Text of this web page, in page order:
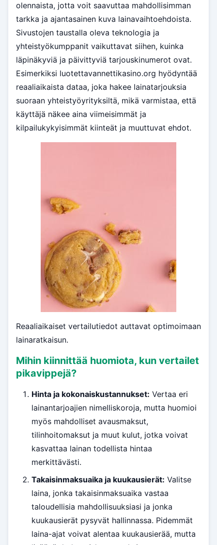
olennaista, jotta voit saavuttaa mahdollisimman
tarkka ja ajantasainen kuva lainavaihtoehdoista.
Sivustojen taustalla oleva teknologia ja
yhteistyökumppanit vaikuttavat siihen, kuinka
läpinäkyviä ja päivittyviä tarjouskinumerot ovat.
Esimerkiksi luotettavannettikasino.org hyödyntää
reaaliaikaista dataa, joka hakee lainatarjouksia
suoraan yhteistyöyrityksiltä, mikä varmistaa, että
käyttäjä näkee aina viimeisimmät ja
kilpailukykyisimmät kiinteät ja muuttuvat ehdot.
Reaaliaikaiset vertailutiedot auttavat optimoimaan
lainaratkaisun.
Mihin kiinnittää huomiota, kun vertailet
pikavippejä?
Hinta ja kokonaiskustannukset: Vertaa eri
lainantarjoajien nimelliskoroja, mutta huomioi
myös mahdolliset avausmaksut,
tilinhoitomaksut ja muut kulut, jotka voivat
kasvattaa lainan todellista hintaa
merkittävästi.
Takaisinmaksuaika ja kuukausierät: Valitse
laina, jonka takaisinmaksuaika vastaa
taloudellisia mahdollisuuksiasi ja jonka
kuukausierät pysyvät hallinnassa. Pidemmät
laina-ajat voivat alentaa kuukausierää, mutta